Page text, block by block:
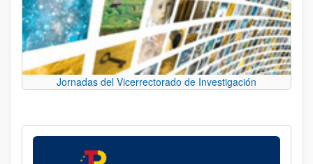
Jornadas del Vicerrectorado de Investigación